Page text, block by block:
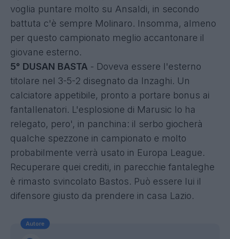
voglia puntare molto su Ansaldi, in secondo
battuta c'è sempre Molinaro. Insomma, almeno
per questo campionato meglio accantonare il
giovane esterno.
5° DUSAN BASTA - Doveva essere l'esterno
titolare nel 3-5-2 disegnato da Inzaghi. Un
calciatore appetibile, pronto a portare bonus ai
fantallenatori. L'esplosione di Marusic lo ha
relegato, pero', in panchina: il serbo giocherà
qualche spezzone in campionato e molto
probabilmente verrà usato in Europa League.
Recuperare quei crediti, in parecchie fantaleghe
è rimasto svincolato Bastos. Può essere lui il
difensore giusto da prendere in casa Lazio.
Autore